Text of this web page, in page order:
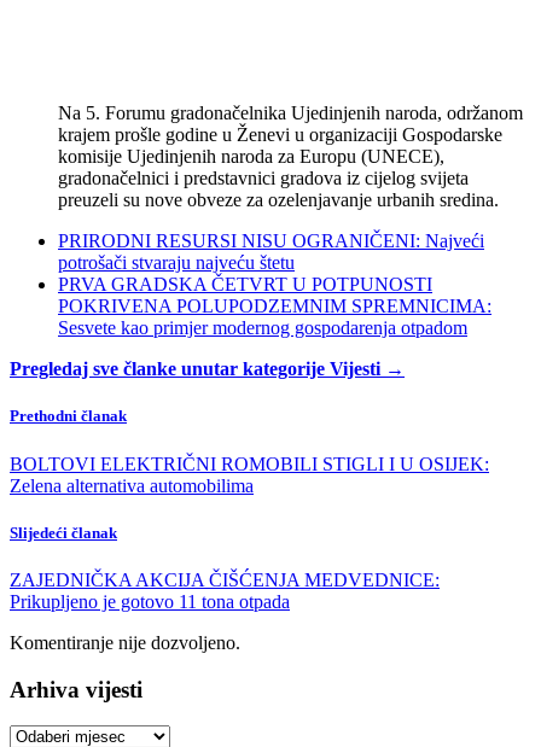
Na 5. Forumu gradonačelnika Ujedinjenih naroda, održanom
krajem prošle godine u Ženevi u organizaciji Gospodarske
komisije Ujedinjenih naroda za Europu (UNECE),
gradonačelnici i predstavnici gradova iz cijelog svijeta
preuzeli su nove obveze za ozelenjavanje urbanih sredina.
PRIRODNI RESURSI NISU OGRANIČENI: Najveći
potrošači stvaraju najveću štetu
PRVA GRADSKA ČETVRT U POTPUNOSTI
POKRIVENA POLUPODZEMNIM SPREMNICIMA:
Sesvete kao primjer modernog gospodarenja otpadom
Pregledaj sve članke unutar kategorije Vijesti →
Prethodni članak
BOLTOVI ELEKTRIČNI ROMOBILI STIGLI I U OSIJEK:
Zelena alternativa automobilima
Slijedeći članak
ZAJEDNIČKA AKCIJA ČIŠĆENJA MEDVEDNICE:
Prikupljeno je gotovo 11 tona otpada
Komentiranje nije dozvoljeno.
Arhiva vijesti
Arhiva